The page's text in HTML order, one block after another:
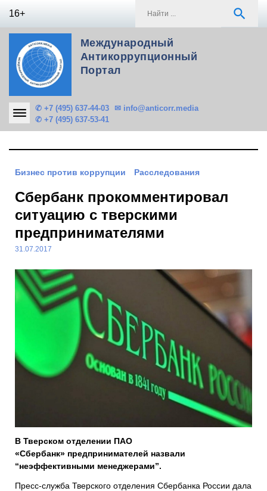
16+ search
Международный
Антикоррупционный
Портал
✆ +7 (495) 637-44-03
✆ +7 (495) 637-53-41
✉ info@anticorr.media
Бизнес против коррупции Расследования
Сбербанк прокомментировал
ситуацию с тверскими
предпринимателями
31.07.2017
В Тверском отделении ПАО
«Сбербанк» предпринимателей назвали
“неэффективными менеджерами”.
Пресс-служба Тверского отделения Сбербанка России дала